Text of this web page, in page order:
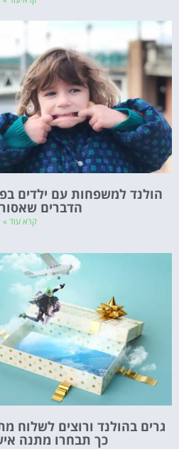
הדברים
קרא עוד »
גרים בהולנד ורוצים
כך תבחרו מתנה